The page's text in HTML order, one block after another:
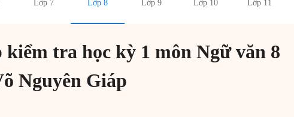
Lớp 7 Lớp 8 Lớp 9 Lớp 10 Lớp 11
tra học kỳ 1 môn Ngữ văn 8
Nguyên Giáp